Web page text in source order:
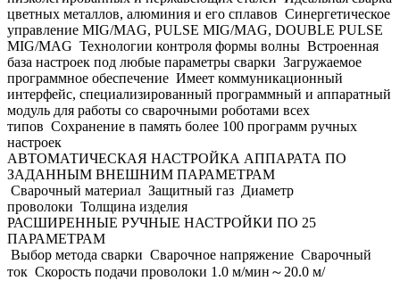
цветных металлов, алюминия и его сплавов Синергетическое
управление MIG/MAG, PULSE MIG/MAG, DOUBLE PULSE
MIG/MAG Технологии контроля формы волны Встроенная
база настроек под любые параметры сварки Загружаемое
программное обеспечение Имеет коммуникационный
интерфейс, специализированный программный и аппаратный
модуль для работы со сварочными роботами всех
типов Сохранение в память более 100 программ ручных
настроек
АВТОМАТИЧЕСКАЯ НАСТРОЙКА АППАРАТА ПО
ЗАДАННЫМ ВНЕШНИМ ПАРАМЕТРАМ
Сварочный материал Защитный газ Диаметр
проволоки Толщина изделия
РАСШИРЕННЫЕ РУЧНЫЕ НАСТРОЙКИ ПО 25
ПАРАМЕТРАМ
Выбор метода сварки Сварочное напряжение Сварочный
ток Скорость подачи проволоки 1.0 м/мин～20.0 м/